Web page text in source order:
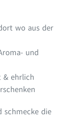
wo aus der
und
& ehrlich
schmecke die